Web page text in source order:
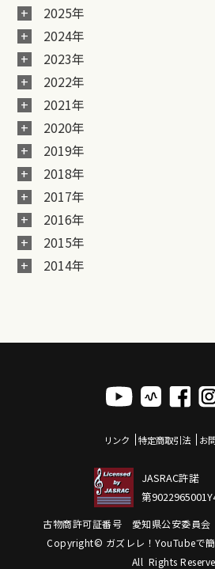
2025年
2024年
2023年
2022年
2021年
2020年
2019年
2018年
2017年
2016年
2015年
2014年
リンク 特定商取引法 お
JASRAC許諾
第
古物商許可証番号 愛知県公安委員
Copyright© ガズレレ！YouTubeで
All Rights